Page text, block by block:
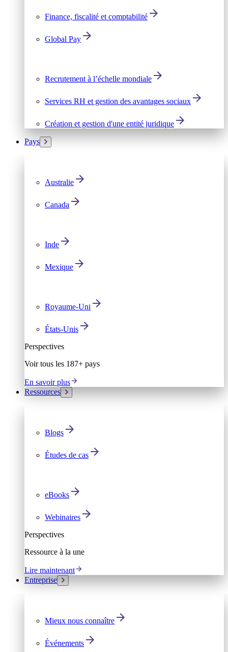
Finance, fiscalité et comptabilité
Global Pay
Recrutement à l’échelle mondiale
Services RH et gestion des avantages sociaux
Création et gestion d'une entité juridique
Pays
Australie
Canada
Inde
Mexique
Royaume-Uni
États-Unis
Perspectives
Voir tous les 187+ pays
En savoir plus
Ressources
Blogs
Études de cas
eBooks
Webinaires
Perspectives
Ressource à la une
Lire maintenant
Entreprise
Mieux nous connaître
Événements